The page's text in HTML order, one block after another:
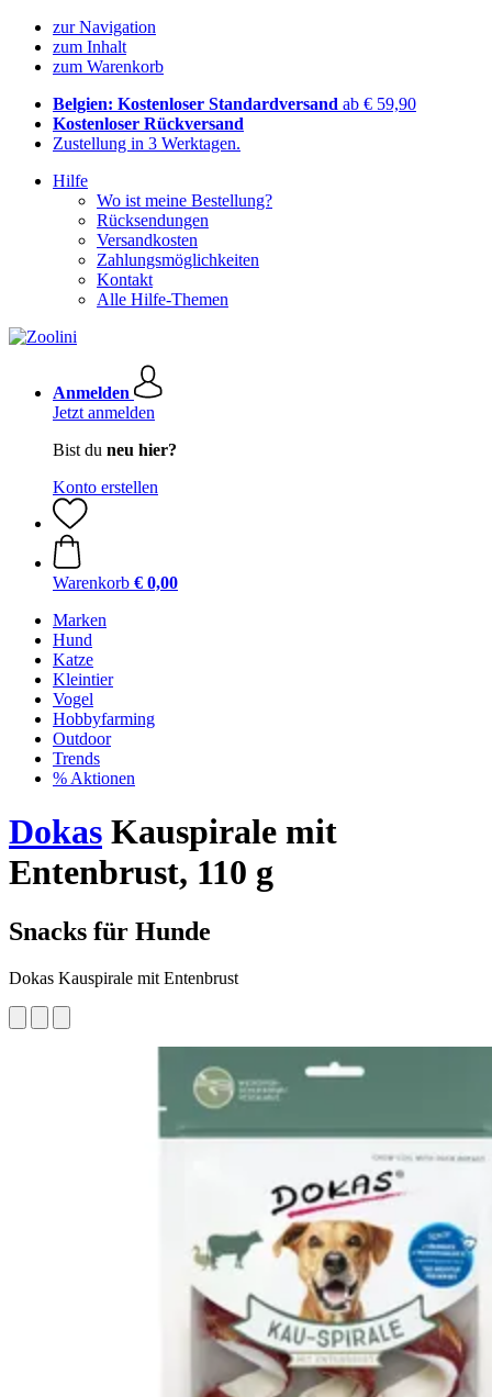
zur Navigation
zum Inhalt
zum Warenkorb
Belgien: Kostenloser Standardversand ab € 59,90
Kostenloser Rückversand
Zustellung in 3 Werktagen.
Hilfe
Wo ist meine Bestellung?
Rücksendungen
Versandkosten
Zahlungsmöglichkeiten
Kontakt
Alle Hilfe-Themen
Anmelden
Jetzt anmelden
Bist du neu hier?
Konto erstellen
Warenkorb € 0,00
Marken
Hund
Katze
Kleintier
Vogel
Hobbyfarming
Outdoor
Trends
% Aktionen
Dokas Kauspirale mit
Entenbrust, 110 g
Snacks für Hunde
Dokas Kauspirale mit Entenbrust